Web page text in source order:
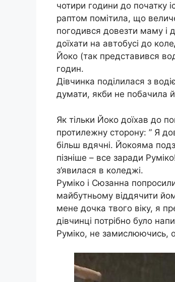
чотири години до початку
раптом помітила, що
погодився довезти маму і
доїхати на автобусі до
Йоко (так представився
годин.
Дівчинка поділилася з
думати, якби не побачила
Як тільки Йоко доїхав до
протилежну сторону: ” Я
більш вдячні. Йокояма
пізніше – все заради
з’явилася в коледжі.
Руміко і Сюзанна
майбутньому віддячити
мене дочка твого віку, я
дівчинці потрібно було
Руміко, не замислюючись,